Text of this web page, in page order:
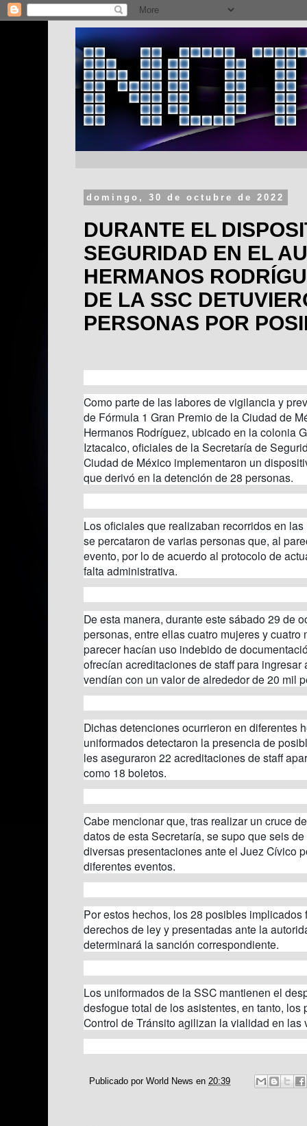
domingo, 30 de octubre de 2022
DURANTE EL
SEGURIDAD EN EL
HERMANOS
DE LA SSC
PERSONAS POR
Como parte de las labores de vigilancia y
de Fórmula 1 Gran Premio de la Ciudad de
Hermanos Rodríguez, ubicado en la colonia
Iztacalco, oficiales de la Secretaría de
Ciudad de México implementaron un
que derivó en la detención de 28 personas.
Los oficiales que realizaban recorridos en
se percataron de varias personas que, al
evento, por lo de acuerdo al protocolo de
falta administrativa.
De esta manera, durante este sábado 29 de
personas, entre ellas cuatro mujeres y cuatro
parecer hacían uso indebido de
ofrecían acreditaciones de staff para
vendían con un valor de alrededor de 20 mil
Dichas detenciones ocurrieron en diferentes
uniformados detectaron la presencia de
les aseguraron 22 acreditaciones de staff
como 18 boletos.
Cabe mencionar que, tras realizar un cruce
datos de esta Secretaría, se supo que seis
diversas presentaciones ante el Juez Cívico
diferentes eventos.
Por estos hechos, los 28 posibles implicados
derechos de ley y presentadas ante la
determinará la sanción correspondiente.
Los uniformados de la SSC mantienen el
desfogue total de los asistentes, en tanto,
Control de Tránsito agilizan la vialidad en
Publicado por World News en 20:39